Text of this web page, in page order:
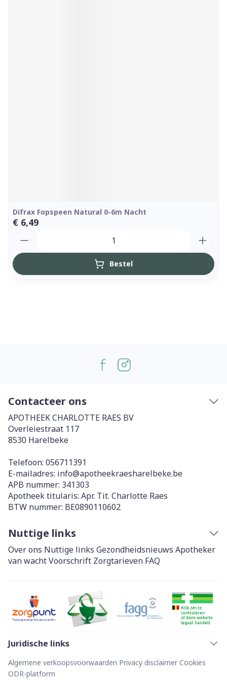
Difrax Fopspeen Natural 0-6m Nacht
€ 6,49
Bestel
Contacteer ons
APOTHEEK CHARLOTTE RAES BV
Overleiestraat 117
8530 Harelbeke
Telefoon: 056711391
E-mailadres: info@apotheekraesharelbeke.be
APB nummer: 341303
Apotheek titularis: Apr. Tit. Charlotte Raes
BTW nummer: BE0890110602
Nuttige links
Over ons Nuttige links Gezondheidsnieuws Apotheker
van wachtVoorschrift Zorgtarieven FAQ
Juridische links
Algemene verkoopsvoorwaarden Privacy disclaimer Cookies
ODR-platform